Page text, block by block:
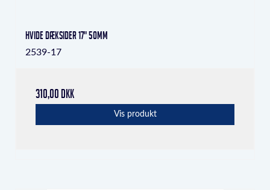
Hvide dæksider 17" 50mm
2539-17
310,00 DKK
Vis produkt